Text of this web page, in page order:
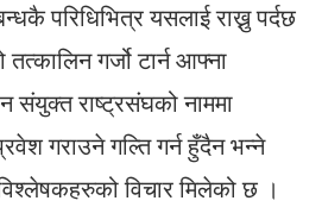
परिधिभित्र यसलाई राख्नु पर्दछ
गर्जो टार्न आफ्ना
संयुक्त राष्ट्रसंघको नाममा
गराउने गल्ति गर्न हुँदैन भन्ने
विचार मिलेको छ ।